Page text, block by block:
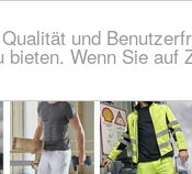
und
Wenn Sie